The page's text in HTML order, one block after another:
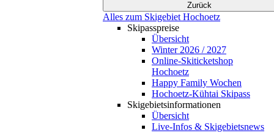
Zurück
Alles zum Skigebiet Hochoetz
Skipasspreise
Übersicht
Winter 2026 / 2027
Online-Skiticketshop
Hochoetz
Happy Family Wochen
Hochoetz-Kühtai Skipass
Skigebietsinformationen
Übersicht
Live-Infos & Skigebietsnews